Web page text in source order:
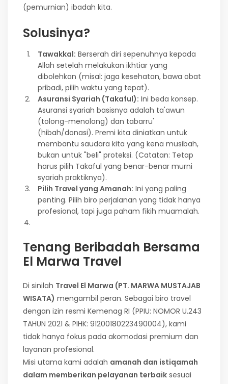
(pemurnian) ibadah kita.
Solusinya?
Tawakkal: Berserah diri sepenuhnya kepada
Allah setelah melakukan ikhtiar yang
dibolehkan (misal: jaga kesehatan, bawa obat
pribadi, pilih waktu yang tepat).
Asuransi Syariah (Takaful): Ini beda konsep.
Asuransi syariah basisnya adalah ta'awun
(tolong-menolong) dan tabarru'
(hibah/donasi). Premi kita diniatkan untuk
membantu saudara kita yang kena musibah,
bukan untuk "beli" proteksi. (Catatan: Tetap
harus pilih Takaful yang benar-benar murni
syariah praktiknya).
Pilih Travel yang Amanah: Ini yang paling
penting. Pilih biro perjalanan yang tidak hanya
profesional, tapi juga paham fikih muamalah.
Tenang Beribadah Bersama
El Marwa Travel
Di sinilah Travel El Marwa (PT. MARWA MUSTAJAB
WISATA) mengambil peran. Sebagai biro travel
dengan izin resmi Kemenag RI (PPIU: NOMOR U.243
TAHUN 2021 & PIHK: 91200180223490004), kami
tidak hanya fokus pada akomodasi premium dan
layanan profesional.
Misi utama kami adalah amanah dan istiqamah
dalam memberikan pelayanan terbaik sesuai